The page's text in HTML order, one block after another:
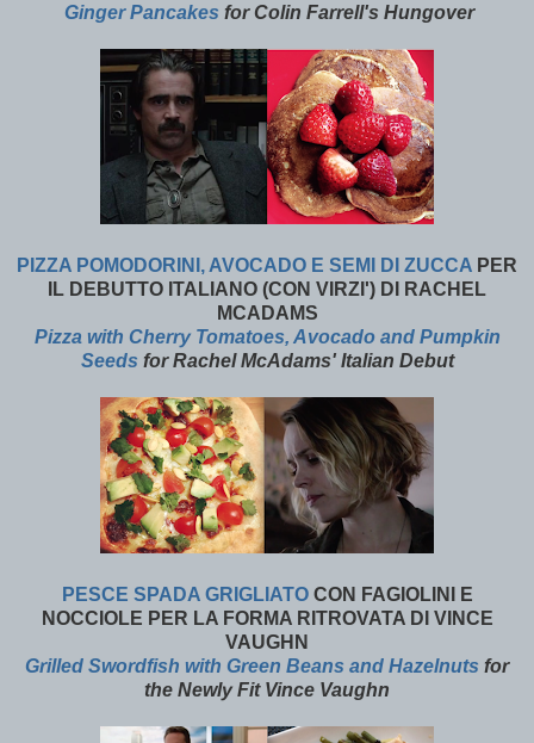
Ginger Pancakes for Colin Farrell's Hungover
PIZZA POMODORINI, AVOCADO E SEMI DI ZUCCA PER
IL DEBUTTO ITALIANO (CON VIRZI') DI RACHEL
MCADAMS
Pizza with Cherry Tomatoes, Avocado and Pumpkin
Seeds for Rachel McAdams' Italian Debut
PESCE SPADA GRIGLIATOCON FAGIOLINI E
NOCCIOLE PER LA FORMA RITROVATA DI VINCE
VAUGHN
Grilled Swordfish with Green Beans and Hazelnuts for
the Newly Fit Vince Vaughn